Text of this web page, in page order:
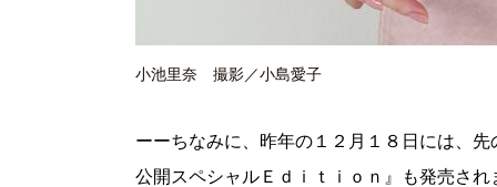
小池里奈 撮影／小島愛子
ーーちなみに、昨年の１２月１８日には、
公開スペシャルＥｄｉｔｉｏｎ』も発売され